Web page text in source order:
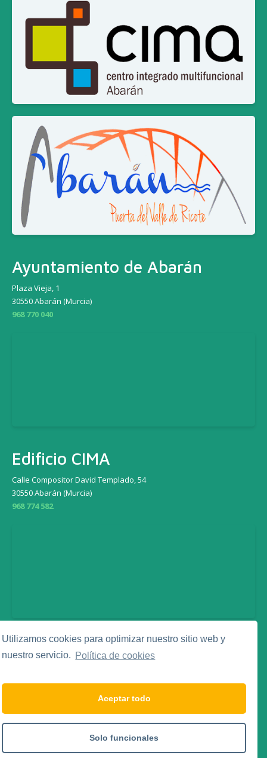
Utilizamos cookies para optimizar nuestro sitio web y
nuestro servicio. Política de cookies
Aceptar todo
Solo funcionales
Ayuntamiento de Abarán
Plaza Vieja, 1
30550 Abarán (Murcia)
968 770 040
Edificio CIMA
Calle Compositor David Templado, 54
30550 Abarán (Murcia)
968 774 582
Legal
Política de Privacidad
Social Media